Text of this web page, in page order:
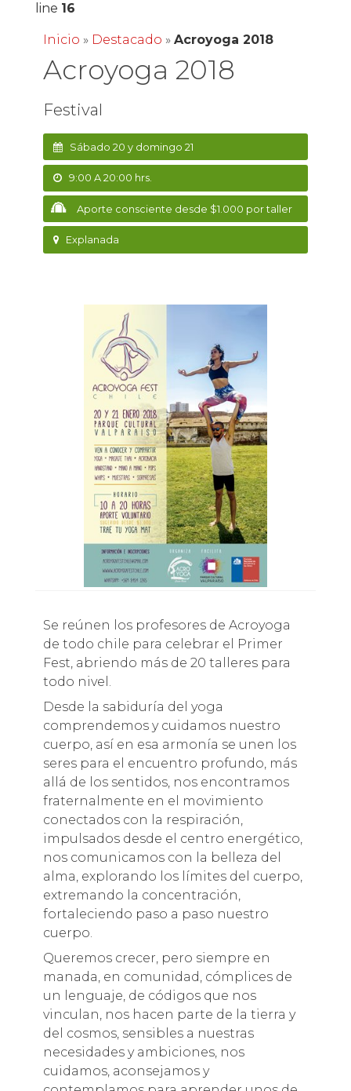
line 16
Inicio » Destacado » Acroyoga 2018
Acroyoga 2018
Festival
Sábado 20 y domingo 21
9:00 A 20:00 hrs.
Aporte consciente desde $1.000 por taller
Explanada
Se reúnen los profesores de Acroyoga
de todo chile para celebrar el Primer
Fest, abriendo más de 20 talleres para
todo nivel.
Desde la sabiduría del yoga
comprendemos y cuidamos nuestro
cuerpo, así en esa armonía se unen los
seres para el encuentro profundo, más
allá de los sentidos, nos encontramos
fraternalmente en el movimiento
conectados con la respiración,
impulsados desde el centro energético,
nos comunicamos con la belleza del
al ma, explorando los límites del cuerpo,
extremando la concentración,
fortaleciendo paso a paso nuestro
cuerpo.
Queremos crecer, pero siempre en
manada, en comunidad, cómplices de
un lenguaje, de códigos que nos
vinculan, nos hacen parte de la tierra y
del cosmos, sensibles a nuestras
necesidades y ambiciones, nos
cuidamos, aconsejamos y